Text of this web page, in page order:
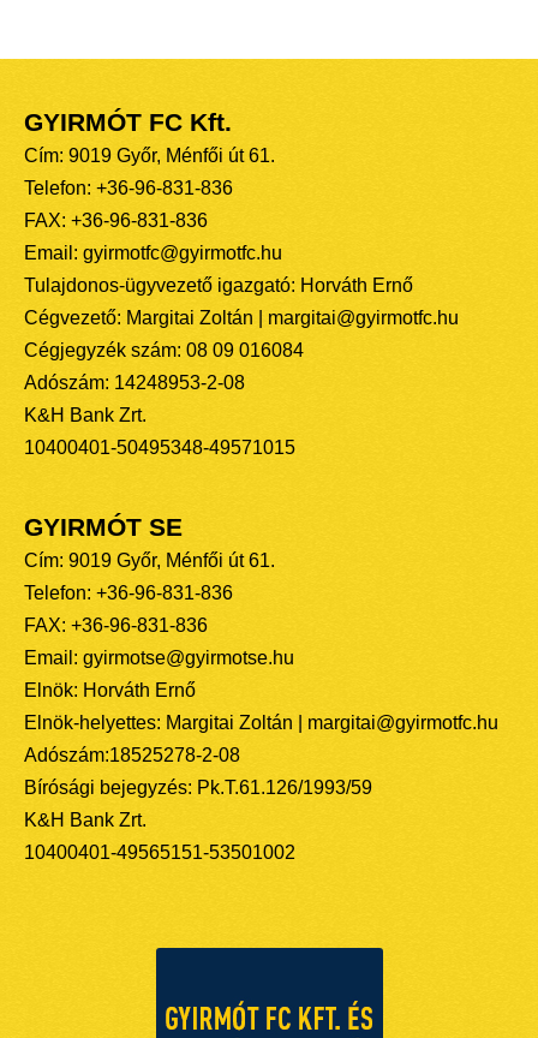
GYIRMÓT FC Kft.
Cím: 9019 Győr, Ménfői út 61.
Telefon: +36-96-831-836
FAX: +36-96-831-836
Email: gyirmotfc@gyirmotfc.hu
Tulajdonos-ügyvezető igazgató: Horváth Ernő
Cégvezető: Margitai Zoltán | margitai@gyirmotfc.hu
Cégjegyzék szám: 08 09 016084
Adószám: 14248953-2-08
K&H Bank Zrt.
10400401-50495348-49571015
GYIRMÓT SE
Cím: 9019 Győr, Ménfői út 61.
Telefon: +36-96-831-836
FAX: +36-96-831-836
Email: gyirmotse@gyirmotse.hu
Elnök: Horváth Ernő
Elnök-helyettes: Margitai Zoltán | margitai@gyirmotfc.hu
Adószám:18525278-2-08
Bírósági bejegyzés: Pk.T.61.126/1993/59
K&H Bank Zrt.
10400401-49565151-53501002